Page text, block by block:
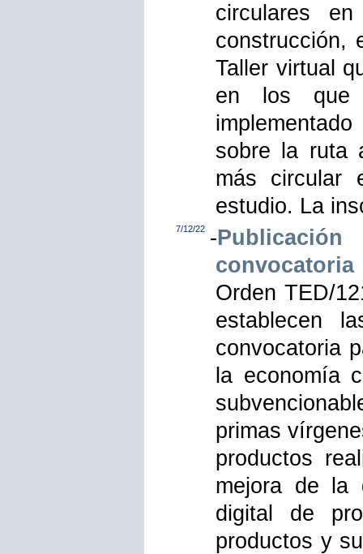
circulares
construcción,
Taller virtual
en los que
sobre la ruta
más circular
estudio. La
7/12/22 -
Orden TED/
establecen
convocatoria
la economía
primas
productos
mejora de la
digital de
productos y